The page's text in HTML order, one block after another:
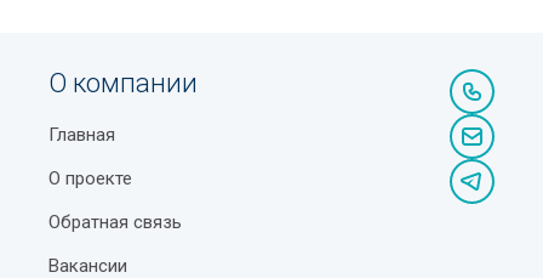
О компании
Главная
О проекте
Обратная связь
Вакансии